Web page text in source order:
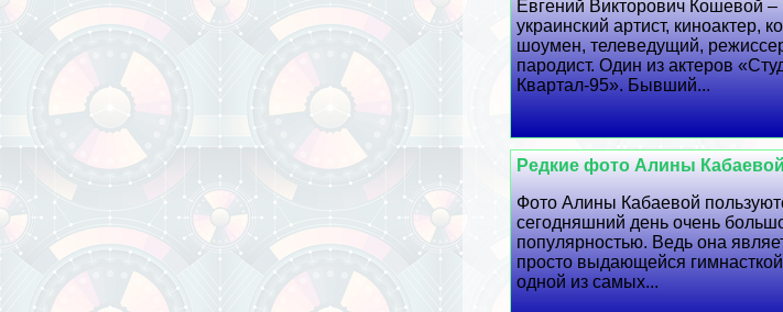
Евгений Викторович Кошевой –
украинский артист, киноактер,
шоумен, телеведущий,
пародист. Один из актеров
Квартал-95». Бывший...
Редкие фото Алины Кабаевой
Фото Алины Кабаевой
сегодняшний день очень
популярностью. Ведь она
просто выдающейся
одной из самых...